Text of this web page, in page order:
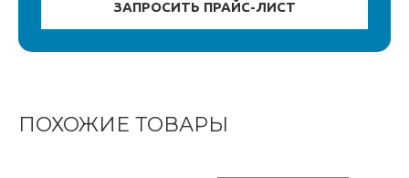
ПОХОЖИЕ ТОВАРЫ